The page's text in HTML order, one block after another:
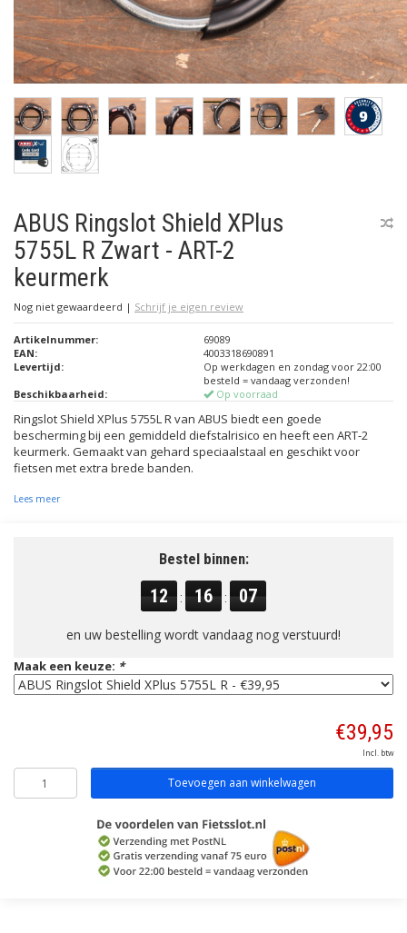
ABUS Ringslot Shield XPlus
5755L R Zwart - ART-2
keurmerk
Nog niet gewaardeerd | Schrijf je eigen review
Artikelnummer:
69089
EAN:
4003318690891
Levertijd:
Op werkdagen en zondag voor 22:00
besteld = vandaag verzonden!
Beschikbaarheid:
Op voorraad
Ringslot Shield XPlus 5755L R van ABUS biedt een goede
bescherming bij een gemiddeld diefstalrisico en heeft een ART-2
keurmerk. Gemaakt van gehard speciaalstaal en geschikt voor
fietsen met extra brede banden.
Lees meer
Bestel binnen:
12 : 16 : 06
en uw bestelling wordt vandaag nog verstuurd!
Maak een keuze: *
€39,95
Incl. btw
Toevoegen aan winkelwagen